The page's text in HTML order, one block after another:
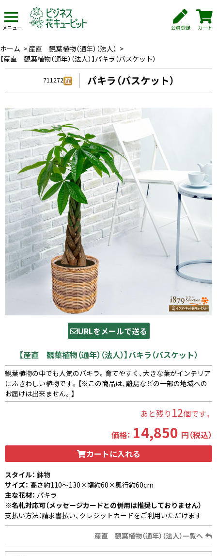
メニュー 会員登録 カート
ホーム > 産直 観葉植物（通年）（法人） >
【産直 観葉植物（通年）（法人）】パキラ（バスケット）
711272 パキラ（バスケット）
URLをメールで送る
【産直 観葉植物（通年）（法人）】パキラ（バスケット）
観葉植物の中でも人気のパキラ。育てやすく、大きな葉がインテリア
にふさわしい植物です。【※この商品は、離島などの一部の地域への
お届けは出来ません。】
あと残り 12個です。
価格： 14,850 円（税込）
カートに入れる
スタイル： 鉢物
サイズ： 高さ約110〜130×幅約60×奥行約60cm
主な花材： パキラ
※名札対応可（メッセージカードとの併用は推奨しておりません）
支払い方法：請求書払い、クレジットカードをご利用いただけます
産直 観葉植物（通年）（法人）一覧へ